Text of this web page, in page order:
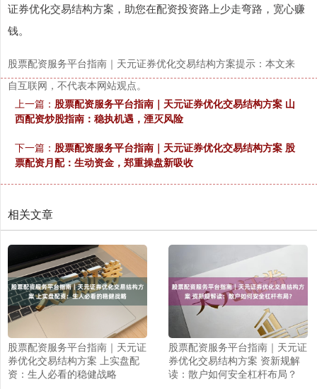
证券优化交易结构方案，助您在配资投资路上少走弯路，宽心赚
钱。
股票配资服务平台指南｜天元证券优化交易结构方案提示：本文来
自互联网，不代表本网站观点。
上一篇： 股票配资服务平台指南｜天元证券优化交易结构方案 山
西配资炒股指南：稳执机遇，湮灭风险
下一篇： 股票配资服务平台指南｜天元证券优化交易结构方案 股
票配资月配：生动资金，郑重操盘新吸收
相关文章
股票配资服务平台指南｜天元证
券优化交易结构方案 上实盘配
资：生人必看的稳健战略
股票配资服务平台指南｜天元证
券优化交易结构方案 资新规解
读：散户如何安全杠杆布局？